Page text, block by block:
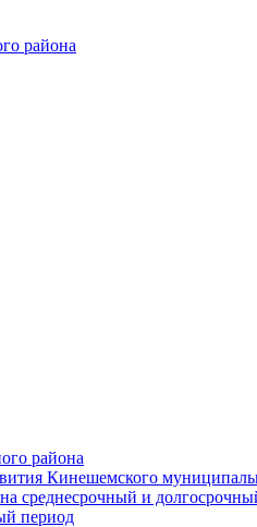
района
района
Кинешемского
среднесрочный и
период